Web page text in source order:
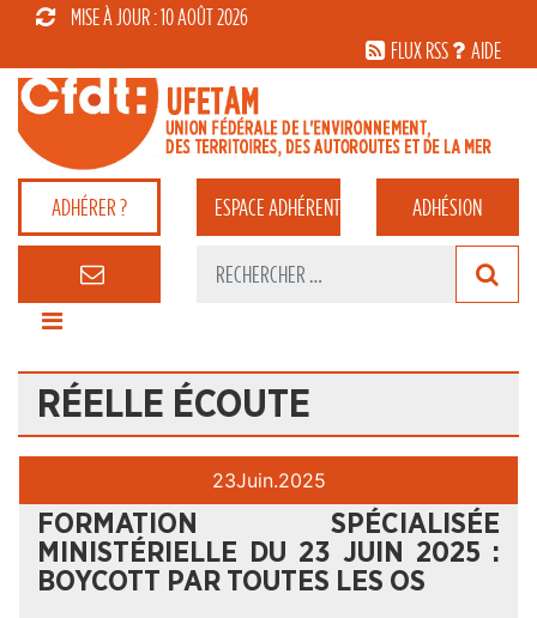
MISE À JOUR : 10 AOÛT 2026
FLUX RSS
AIDE
ADHÉRER ? ESPACEADHÉRENT ADHÉSION
RÉELLE ÉCOUTE
23Juin.2025
FORMATION SPÉCIALISÉE
MINISTÉRIELLE DU 23 JUIN 2025 :
BOYCOTT PAR TOUTES LES OS